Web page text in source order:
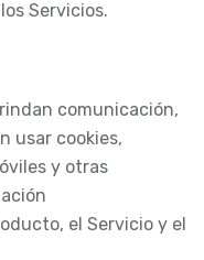
Servicios.
comunicación,
usar cookies,
y otras
el Servicio y el